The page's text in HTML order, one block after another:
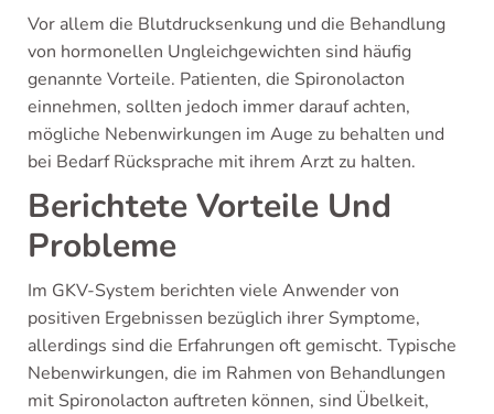
Vor allem die Blutdrucksenkung und die Behandlung
von hormonellen Ungleichgewichten sind häufig
genannte Vorteile. Patienten, die Spironolacton
einnehmen, sollten jedoch immer darauf achten,
mögliche Nebenwirkungen im Auge zu behalten und
bei Bedarf Rücksprache mit ihrem Arzt zu halten.
Berichtete Vorteile Und
Probleme
Im GKV-System berichten viele Anwender von
positiven Ergebnissen bezüglich ihrer Symptome,
allerdings sind die Erfahrungen oft gemischt. Typische
Nebenwirkungen, die im Rahmen von Behandlungen
mit Spironolacton auftreten können, sind Übelkeit,